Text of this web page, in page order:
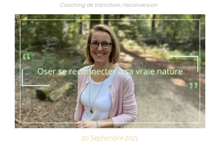
Coaching de transition/reconversion
20 Septembre 2021